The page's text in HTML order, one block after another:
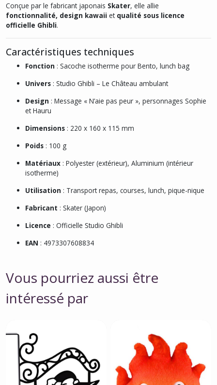
Conçue par le fabricant japonais Skater, elle allie
fonctionnalité, design kawaii et qualité sous licence
officielle Ghibli.
Caractéristiques techniques
Fonction : Sacoche isotherme pour Bento, lunch bag
Univers : Studio Ghibli – Le Château ambulant
Design : Message « N’aie pas peur », personnages Sophie
et Hauru
Dimensions : 220 x 160 x 115 mm
Poids : 100 g
Matériaux : Polyester (extérieur), Aluminium (intérieur
isotherme)
Utilisation : Transport repas, courses, lunch, pique-nique
Fabricant : Skater (Japon)
Licence : Officielle Studio Ghibli
EAN : 4973307608834
Vous pourriez aussi être
intéressé par